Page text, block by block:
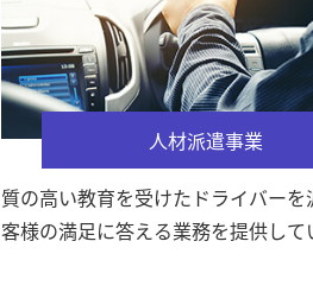
人材派遣事業
質の高い教育を受けたドライバーを
客様の満足に答える業務を提供して